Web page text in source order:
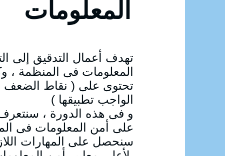
المعلومات
تهدف أعمال التدقيق إلى
المعلومات فى المنظمة ،
تحتوى على ( نقاط الضعف
الواجب تطبيقها )
و فى هذه الدورة ، سنتعرف
على أمن المعلومات فى
سنحصل على المهارات